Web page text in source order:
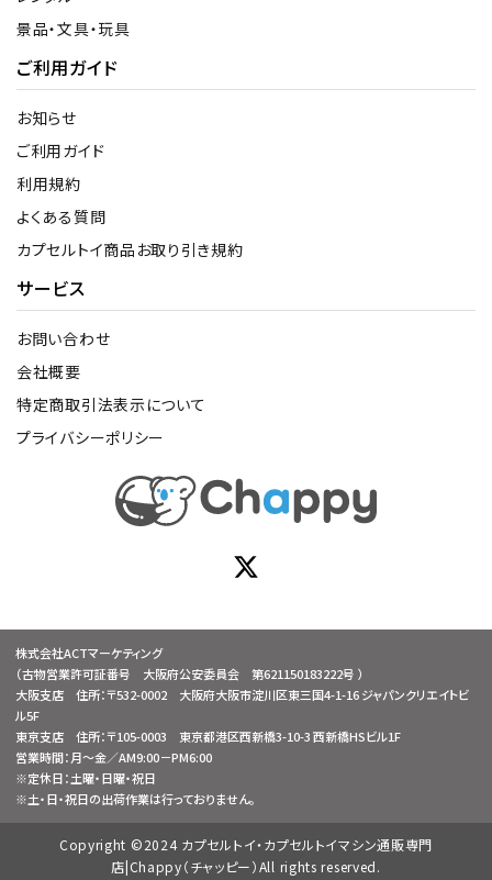
景品・文具・玩具
ご利用ガイド
お知らせ
ご利用ガイド
利用規約
よくある質問
カプセルトイ商品お取り引き規約
サービス
お問い合わせ
会社概要
特定商取引法表示について
プライバシーポリシー
株式会社ACTマーケティング
（古物営業許可証番号 大阪府公安委員会 第621150183222号 ）
大阪支店 住所：〒532-0002 大阪府大阪市淀川区東三国4-1-16 ジャパンクリエイトビ
ル5F
東京支店 住所：〒105-0003 東京都港区西新橋3-10-3 西新橋HSビル1F
営業時間：月～金／AM9:00－PM6:00
※定休日：土曜・日曜・祝日
※土・日・祝日の出荷作業は行っておりません。
Copyright ©2024 カプセルトイ・カプセルトイマシン通販専門
店|Chappy（チャッピー）All rights reserved.